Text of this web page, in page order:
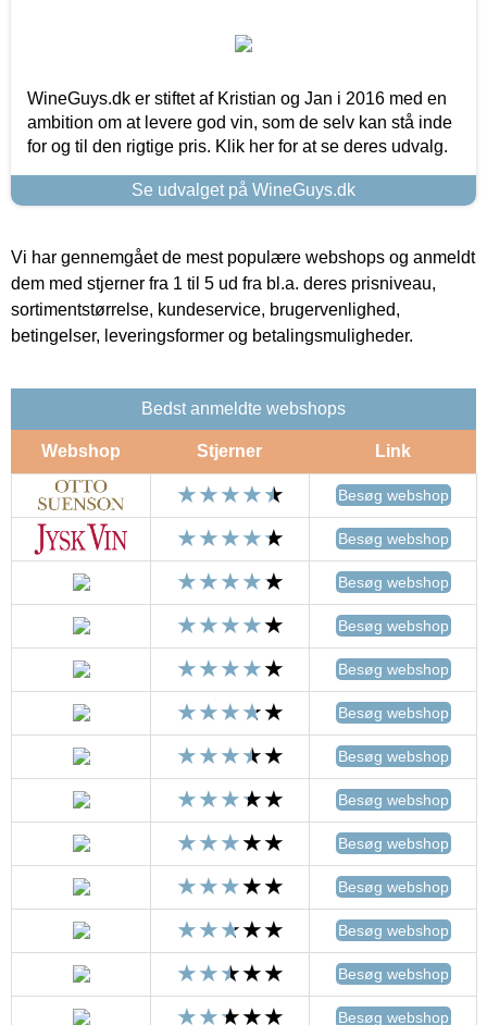
WineGuys.dk er stiftet af Kristian og Jan i 2016 med en
ambition om at levere god vin, som de selv kan stå inde
for og til den rigtige pris. Klik her for at se deres udvalg.
Se udvalget på WineGuys.dk
Vi har gennemgået de mest populære webshops og anmeldt
dem med stjerner fra 1 til 5 ud fra bl.a. deres prisniveau,
sortimentstørrelse, kundeservice, brugervenlighed,
betingelser, leveringsformer og betalingsmuligheder.
Bedst anmeldte webshops
Webshop Stjerner Link
Besøg webshop
Besøg webshop
Besøg webshop
Besøg webshop
Besøg webshop
Besøg webshop
Besøg webshop
Besøg webshop
Besøg webshop
Besøg webshop
Besøg webshop
Besøg webshop
Besøg webshop